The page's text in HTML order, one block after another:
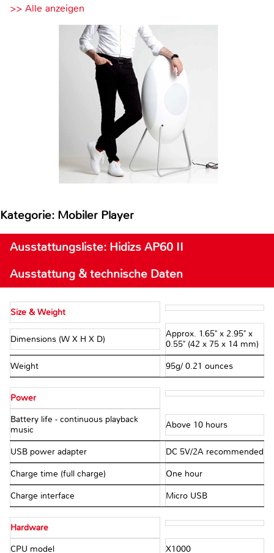
>> Alle anzeigen
Kategorie: Mobiler Player
Ausstattungsliste: Hidizs AP60 II
Ausstattung & technische Daten
Size & Weight
Dimensions (W X H X D)
Approx. 1.65" x 2.95" x
0.55" (42 x 75 x 14 mm)
Weight 95g/ 0.21 ounces
Power
Battery life - continuous playback
music
Above 10 hours
USB power adapter DC 5V/2A recommended
Charge time (full charge) One hour
Charge interface Micro USB
Hardware
CPU model X1000